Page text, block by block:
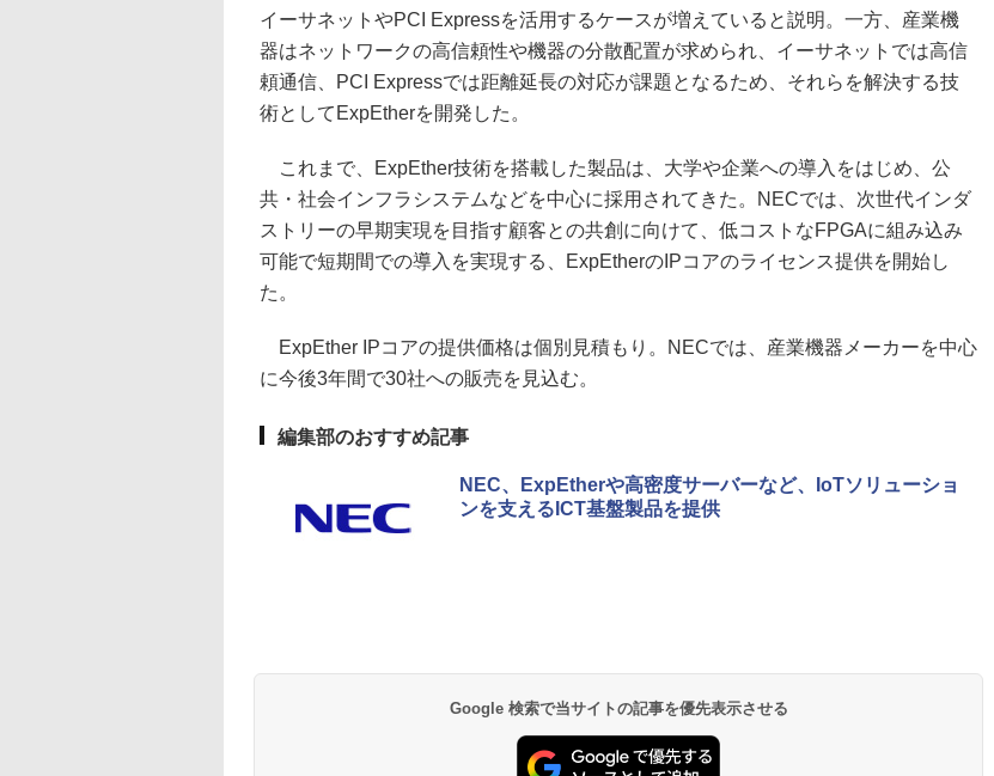
イーサネットやPCI Expressを活用するケースが増えていると説明。一方、産業機
器はネットワークの高信頼性や機器の分散配置が求められ、イーサネットでは高信
頼通信、PCI Expressでは距離延長の対応が課題となるため、それらを解決する技
術としてExpEtherを開発した。
これまで、ExpEther技術を搭載した製品は、大学や企業への導入をはじめ、公
共・社会インフラシステムなどを中心に採用されてきた。NECでは、次世代インダ
ストリーの早期実現を目指す顧客との共創に向けて、低コストなFPGAに組み込み
可能で短期間での導入を実現する、ExpEtherのIPコアのライセンス提供を開始し
た。
ExpEther IPコアの提供価格は個別見積もり。NECでは、産業機器メーカーを中心
に今後3年間で30社への販売を見込む。
編集部のおすすめ記事
NEC、ExpEtherや高密度サーバーなど、IoTソリューショ
ンを支えるICT基盤製品を提供
Google 検索で当サイトの記事を優先表示させる